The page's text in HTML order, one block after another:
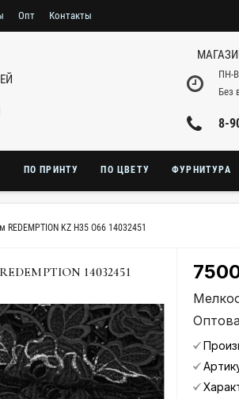
Опт Контакты
ПН-
Без
8-
ПО ПРИНТУ ПО ЦВЕТУ ФУРНИТУРА
KZ Н35 O66 14032451
14032451